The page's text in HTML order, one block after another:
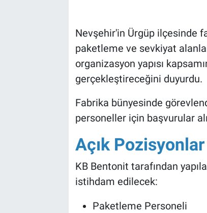
Nevşehir'in Ürgüp ilçesinde
paketleme ve sevkiyat
organizasyon yapısı
gerçekleştireceğini duyurdu.
Fabrika bünyesinde
personeller için başvurular
Açık Pozisyonlar
KB Bentonit tarafından
istihdam edilecek:
Paketleme Personeli